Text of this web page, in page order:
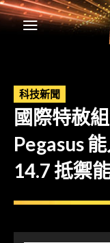
科技新聞
國際特赦
Pegasus
14.7 抵禦